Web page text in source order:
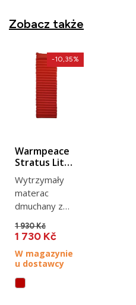
Zobacz także
Warmpeace
Stratus Lite
Wytrzymały
materac
dmuchany z
izolacją.
rozmiar: 183 x
waga 680g....
1 930 Kč
-10,35%
1 730 Kč
W magazynie
u dostawcy